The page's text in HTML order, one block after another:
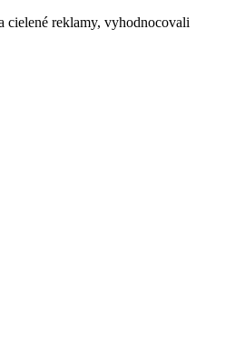
cielené reklamy, vyhodnocovali